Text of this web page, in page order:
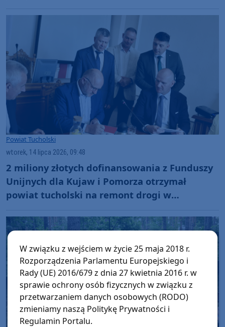
Powiat Tucholski
wtorek, 14 lipca 2026, 09:48
2 miliony złotych dofinansowania z Funduszy
Unijnych dla Kujaw i Pomorza otrzymał
powiat tucholski na remont drogi w
W związku z wejściem w życie 25 maja 2018 r.
Rozporządzenia Parlamentu Europejskiego i
Rady (UE) 2016/679 z dnia 27 kwietnia 2016 r. w
sprawie ochrony osób fizycznych w związku z
przetwarzaniem danych osobowych (RODO)
zmieniamy naszą Politykę Prywatności i
Regulamin Portalu.